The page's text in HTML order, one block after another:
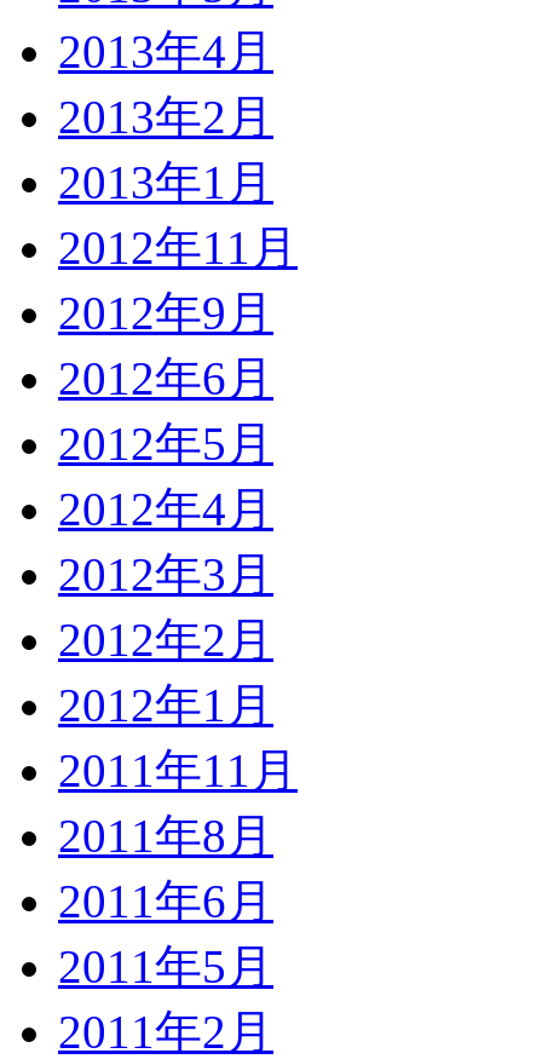
2013年4月
2013年2月
2013年1月
2012年11月
2012年9月
2012年6月
2012年5月
2012年4月
2012年3月
2012年2月
2012年1月
2011年11月
2011年8月
2011年6月
2011年5月
2011年2月